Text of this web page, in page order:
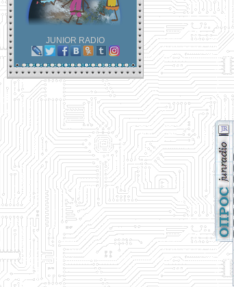
JUNIOR RADIO